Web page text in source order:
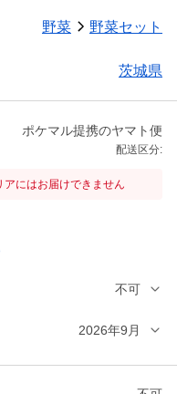
野菜 野菜セット
茨城県
ポケマル提携のヤマト便
配送区分:
にはお届けできません
不可
2026年9月